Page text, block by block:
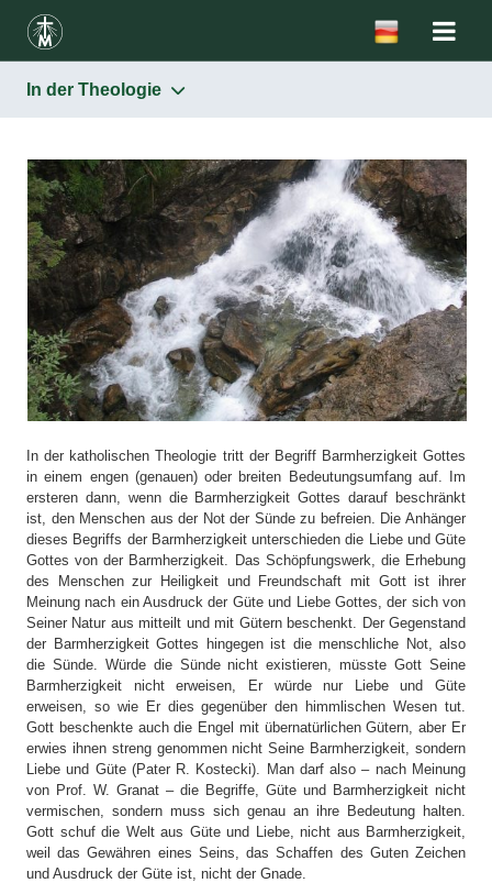
In der Theologie
Im Neuen Testament
In der Theologie
Im „Tagebuch” der hl. Schwester Faustina
In der Lehre von Johannes Paul II.
In der katholischen Theologie tritt der Begriff Barmherzigkeit Gottes
in einem engen (genauen) oder breiten Bedeutungsumfang auf. Im
ersteren dann, wenn die Barmherzigkeit Gottes darauf beschränkt
ist, den Menschen aus der Not der Sünde zu befreien. Die Anhänger
dieses Begriffs der Barmherzigkeit unterschieden die Liebe und Güte
Gottes von der Barmherzigkeit. Das Schöpfungswerk, die Erhebung
des Menschen zur Heiligkeit und Freundschaft mit Gott ist ihrer
Meinung nach ein Ausdruck der Güte und Liebe Gottes, der sich von
Seiner Natur aus mitteilt und mit Gütern beschenkt. Der Gegenstand
der Barmherzigkeit Gottes hingegen ist die menschliche Not, also
die Sünde. Würde die Sünde nicht existieren, müsste Gott Seine
Barmherzigkeit nicht erweisen, Er würde nur Liebe und Güte
erweisen, so wie Er dies gegenüber den himmlischen Wesen tut.
Gott beschenkte auch die Engel mit übernatürlichen Gütern, aber Er
erwies ihnen streng genommen nicht Seine Barmherzigkeit, sondern
Liebe und Güte (Pater R. Kostecki). Man darf also – nach Meinung
von Prof. W. Granat – die Begriffe, Güte und Barmherzigkeit nicht
vermischen, sondern muss sich genau an ihre Bedeutung halten.
Gott schuf die Welt aus Güte und Liebe, nicht aus Barmherzigkeit,
weil das Gewähren eines Seins, das Schaffen des Guten Zeichen
und Ausdruck der Güte ist, nicht der Gnade.